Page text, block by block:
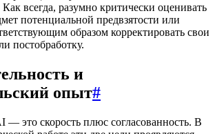
всегда, разумно критически оценивать
потенциальной предвзятости или
образом корректировать свои
постобработку.
и
опыт#
это скорость плюс согласованность. В